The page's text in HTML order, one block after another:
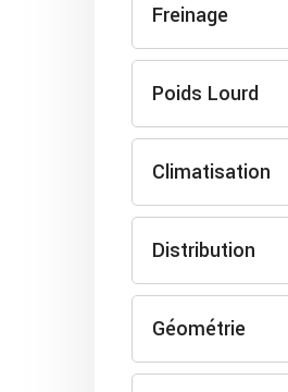
Freinage
Poids Lourd
Climatisation
Distribution
Géométrie